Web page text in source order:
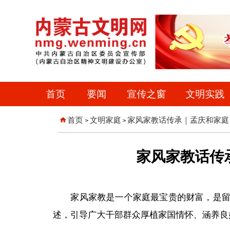
首页 要闻 宣传之窗 文明实践
首页 > 文明家庭 > 家风家教话传承｜孟庆和家
家风家教话传
家风家教是一个家庭最宝贵的财富，是留
述，引导广大干部群众厚植家国情怀、涵养